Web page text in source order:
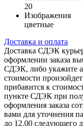
20
Изображения
цветные
Доставка и оплата
Доставка СДЭК
оформлении заказа
СДЭК, либо укажите
стоимости
прибавится к
пункте СДЭК при
оформления заказа
вами для уточнения
до 12.00 следующего